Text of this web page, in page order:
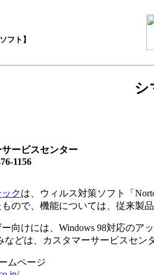
フト】
シ
ービスセンター
クは、ウィルス対策ソフト「
ので、機能については、従来製
向けには、Windows 98対応のア
どは、カスタマーサービスセン
ムページ